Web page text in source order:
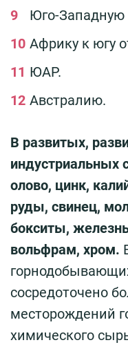
Юго-
Африку к югу
ЮАР.
Австралию.
В развитых,
индустриальных
олово, цинк,
руды, свинец,
бокситы,
вольфрам, хром.
сосредоточено
месторождений
химического